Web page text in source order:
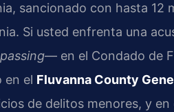
sancionado con hasta 12
Si usted enfrenta una
— en el Condado de
en el Fluvanna County
de delitos menores, y en